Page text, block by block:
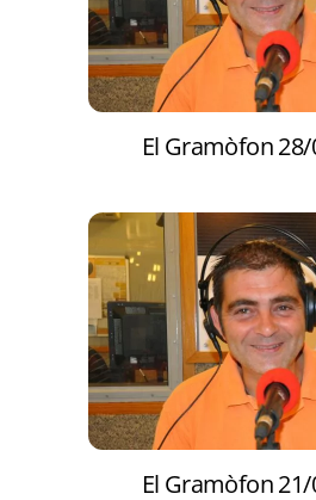
El Gramòfon
El Gramòfon